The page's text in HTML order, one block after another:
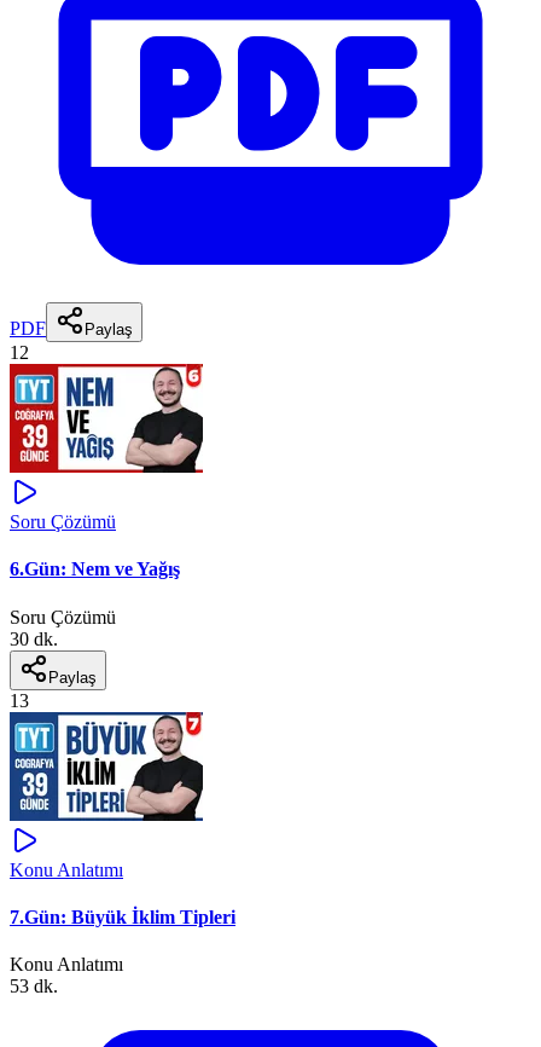
PDF Paylaş
12
Soru Çözümü
6.Gün: Nem ve Yağış
Soru Çözümü
30 dk.
Paylaş
13
Konu Anlatımı
7.Gün: Büyük İklim Tipleri
Konu Anlatımı
53 dk.